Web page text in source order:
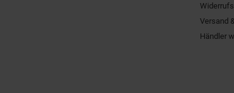
Versand
Händler